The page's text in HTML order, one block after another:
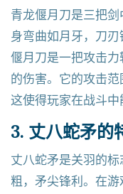
青龙偃月刀是三把
身弯曲如月牙，刀
偃月刀是一把攻击
的伤害。它的攻击范
这使得玩家在战斗中
3. 丈八蛇矛的
丈八蛇矛是关羽的
粗，矛尖锋利。在